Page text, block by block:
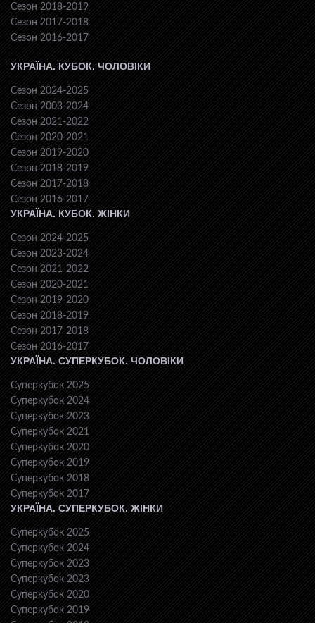
Сезон 2018-2019
Сезон 2017-2018
Сезон 2016-2017
УКРАЇНА. КУБОК. ЧОЛОВІКИ
Сезон 2024-2025
Сезон 2003-2024
Сезон 2021-2022
Сезон 2020-2021
Сезон 2019-2020
Сезон 2018-2019
Сезон 2017-2018
Сезон 2016-2017
УКРАЇНА. КУБОК. ЖІНКИ
Сезон 2024-2025
Сезон 2023-2024
Сезон 2021-2022
Сезон 2020-2021
Сезон 2019-2020
Сезон 2018-2019
Сезон 2017-2018
Сезон 2016-2017
УКРАЇНА. СУПЕРКУБОК. ЧОЛОВІКИ
Суперкубок 2025
Суперкубок 2024
Суперкубок 2023
Суперкубок 2021
Суперкубок 2020
Суперкубок 2019
Суперкубок 2018
Суперкубок 2017
УКРАЇНА. СУПЕРКУБОК. ЖІНКИ
Суперкубок 2025
Суперкубок 2024
Суперкубок 2023
Суперкубок 2023
Суперкубок 2020
Суперкубок 2019